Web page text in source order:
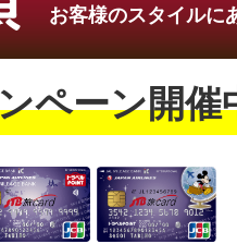
お客様のスタイルに
ペーン開催